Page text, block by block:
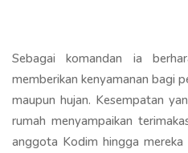
Sebagai komandan ia
memberikan kenyamanan bagi
maupun hujan. Kesempatan
rumah menyampaikan
anggota Kodim hingga